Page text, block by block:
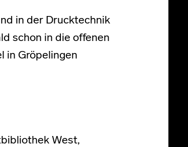
in der Drucktechnik
schon in die offenen
in Gröpelingen
West,